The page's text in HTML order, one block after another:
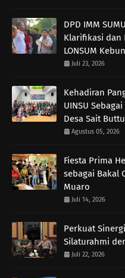
DPD IMM
Klarifikasi dan
LONSUM
Juli 23, 2026
Kehadiran
UINSU
Desa Sait Buttu
Agustus 05, 2026
Fiesta Prima
sebagai Bakal
Muaro
Juli 14, 2026
Perkuat
Silaturahmi
Juli 22, 2026